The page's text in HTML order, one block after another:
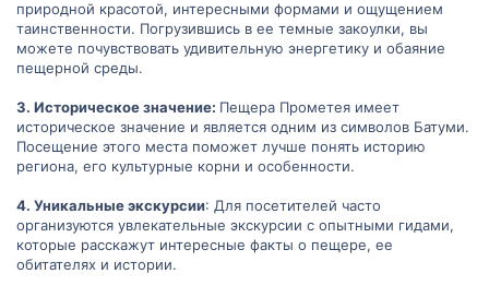
природной красотой, интересными формами и ощущением
таинственности. Погрузившись в ее темные закоулки, вы
можете почувствовать удивительную энергетику и обаяние
пещерной среды.
3. Историческое значение: Пещера Прометея имеет
историческое значение и является одним из символов Батуми.
Посещение этого места поможет лучше понять историю
региона, его культурные корни и особенности.
4. Уникальные экскурсии: Для посетителей часто
организуются увлекательные экскурсии с опытными гидами,
которые расскажут интересные факты о пещере, ее
обитателях и истории.